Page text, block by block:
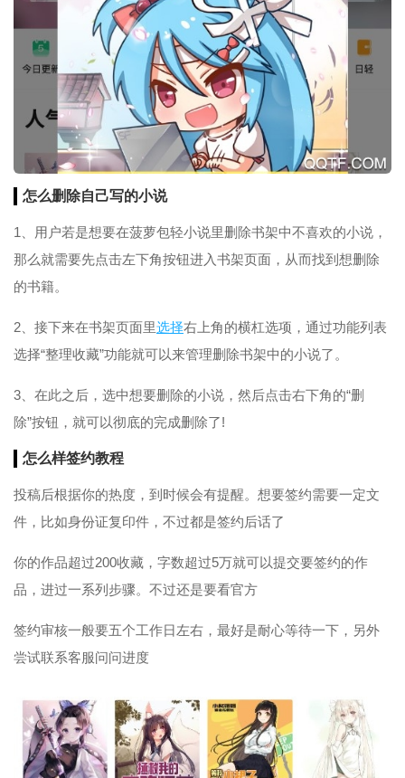
怎么删除自己写的小说
1、用户若是想要在菠萝包轻小说里删除书架中不喜欢的小说，
那么就需要先点击左下角按钮进入书架页面，从而找到想删除
的书籍。
2、接下来在书架页面里选择右上角的横杠选项，通过功能列表
选择“整理收藏”功能就可以来管理删除书架中的小说了。
3、在此之后，选中想要删除的小说，然后点击右下角的“删
除”按钮，就可以彻底的完成删除了!
怎么样签约教程
投稿后根据你的热度，到时候会有提醒。想要签约需要一定文
件，比如身份证复印件，不过都是签约后话了
你的作品超过200收藏，字数超过5万就可以提交要签约的作
品，进过一系列步骤。不过还是要看官方
签约审核一般要五个工作日左右，最好是耐心等待一下，另外
尝试联系客服问问进度